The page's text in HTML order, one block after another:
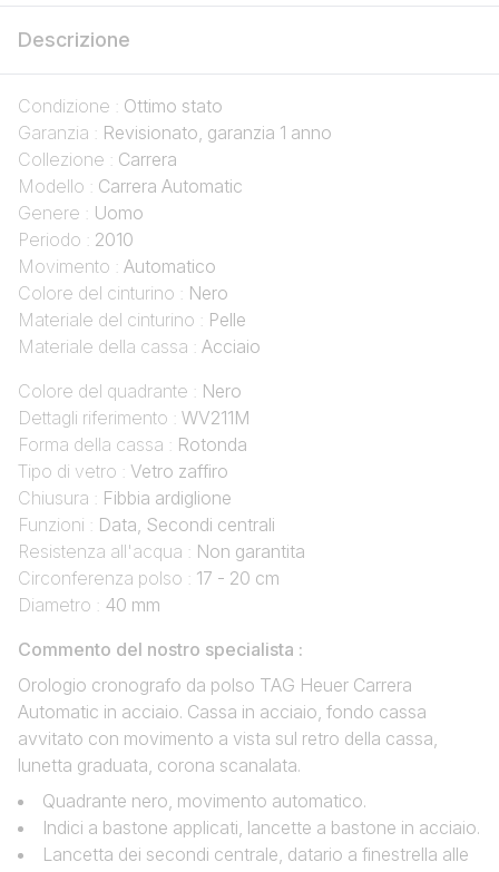
Descrizione
Condizione : Ottimo stato
Garanzia : Revisionato, garanzia 1 anno
Collezione : Carrera
Modello : Carrera Automatic
Genere : Uomo
Periodo : 2010
Movimento : Automatico
Colore del cinturino : Nero
Materiale del cinturino : Pelle
Materiale della cassa : Acciaio
Colore del quadrante : Nero
Dettagli riferimento : WV211M
Forma della cassa : Rotonda
Tipo di vetro : Vetro zaffiro
Chiusura : Fibbia ardiglione
Funzioni : Data, Secondi centrali
Resistenza all'acqua : Non garantita
Circonferenza polso : 17 - 20 cm
Diametro : 40 mm
Commento del nostro specialista :
Orologio cronografo da polso TAG Heuer Carrera
Automatic in acciaio. Cassa in acciaio, fondo cassa
avvitato con movimento a vista sul retro della cassa,
lunetta graduata, corona scanalata.
Quadrante nero, movimento automatico.
Indici a bastone applicati, lancette a bastone in acciaio.
Lancetta dei secondi centrale, datario a finestrella alle